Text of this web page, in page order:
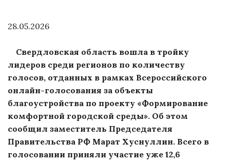
28.05.2026
Свердловская область вошла в тройку
лидеров среди регионов по количеству
голосов, отданных в рамках Всероссийского
онлайн-голосования за объекты
благоустройства по проекту «Формирование
комфортной городской среды». Об этом
сообщил заместитель Председателя
Правительства РФ Марат Хуснуллин. Всего в
голосовании приняли участие уже 12,6